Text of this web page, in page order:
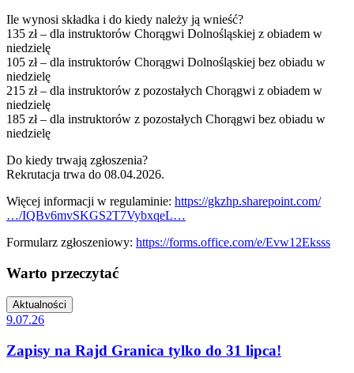
Ile wynosi składka i do kiedy należy ją wnieść?
135 zł – dla instruktorów Chorągwi Dolnośląskiej z obiadem w
niedzielę
105 zł – dla instruktorów Chorągwi Dolnośląskiej bez obiadu w
niedzielę
215 zł – dla instruktorów z pozostałych Chorągwi z obiadem w
niedzielę
185 zł – dla instruktorów z pozostałych Chorągwi bez obiadu w
niedzielę
Do kiedy trwają zgłoszenia?
Rekrutacja trwa do 08.04.2026.
Więcej informacji w regulaminie: https://gkzhp.sharepoint.com/
…/IQBv6mvSKGS2T7VybxqeL…
Formularz zgłoszeniowy: https://forms.office.com/e/Evw12Eksss
Warto przeczytać
Aktualności
9.07.26
Zapisy na Rajd Granica tylko do 31 lipca!